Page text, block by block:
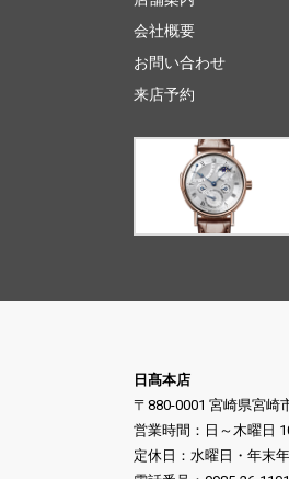
会社概要
お問い合わせ
来店予約
日髙本店
〒880-0001 宮崎県宮崎
営業時間：日～木曜日
定休日：水曜日・年末